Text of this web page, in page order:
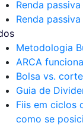
Renda
Renda
Metodologia
ARCA
Bolsa vs.
Guia de
Fiis em ciclos
como se